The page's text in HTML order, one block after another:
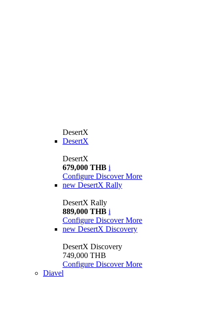
DesertX
DesertX
DesertX
679,000 THB i
Configure Discover More
new DesertX Rally
DesertX Rally
889,000 THB i
Configure Discover More
new DesertX Discovery
DesertX Discovery
749,000 THB
Configure Discover More
Diavel